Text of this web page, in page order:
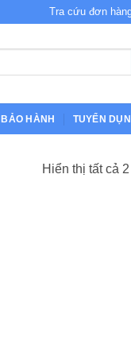
Tra cứu đơn
BẢO HÀNH TUYỂN
Hiển thị tất cả